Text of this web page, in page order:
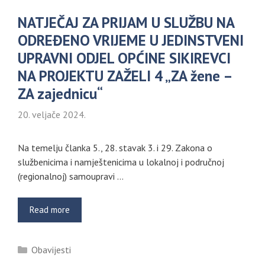
NATJEČAJ ZA PRIJAM U SLUŽBU NA
ODREĐENO VRIJEME U JEDINSTVENI
UPRAVNI ODJEL OPĆINE SIKIREVCI
NA PROJEKTU ZAŽELI 4 „ZA žene –
ZA zajednicu“
20. veljače 2024.
Na temelju članka 5., 28. stavak 3. i 29. Zakona o
službenicima i namještenicima u lokalnoj i područnoj
(regionalnoj) samoupravi …
Read more
Kategorije
Obavijesti